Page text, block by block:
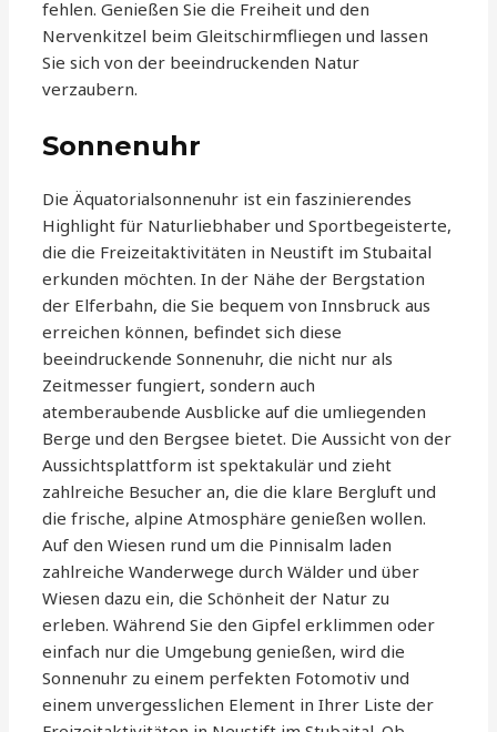
fehlen. Genießen Sie die Freiheit und den
Nervenkitzel beim Gleitschirmfliegen und lassen
Sie sich von der beeindruckenden Natur
verzaubern.
Sonnenuhr
Die Äquatorialsonnenuhr ist ein faszinierendes
Highlight für Naturliebhaber und Sportbegeisterte,
die die Freizeitaktivitäten in Neustift im Stubaital
erkunden möchten. In der Nähe der Bergstation
der Elferbahn, die Sie bequem von Innsbruck aus
erreichen können, befindet sich diese
beeindruckende Sonnenuhr, die nicht nur als
Zeitmesser fungiert, sondern auch
atemberaubende Ausblicke auf die umliegenden
Berge und den Bergsee bietet. Die Aussicht von der
Aussichtsplattform ist spektakulär und zieht
zahlreiche Besucher an, die die klare Bergluft und
die frische, alpine Atmosphäre genießen wollen.
Auf den Wiesen rund um die Pinnisalm laden
zahlreiche Wanderwege durch Wälder und über
Wiesen dazu ein, die Schönheit der Natur zu
erleben. Während Sie den Gipfel erklimmen oder
einfach nur die Umgebung genießen, wird die
Sonnenuhr zu einem perfekten Fotomotiv und
einem unvergesslichen Element in Ihrer Liste der